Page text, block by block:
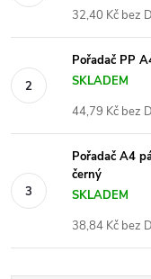
32,40 Kč bez
Pořadač PP
SKLADEM
44,79 Kč bez
Pořadač A4
černý
SKLADEM
38,84 Kč bez